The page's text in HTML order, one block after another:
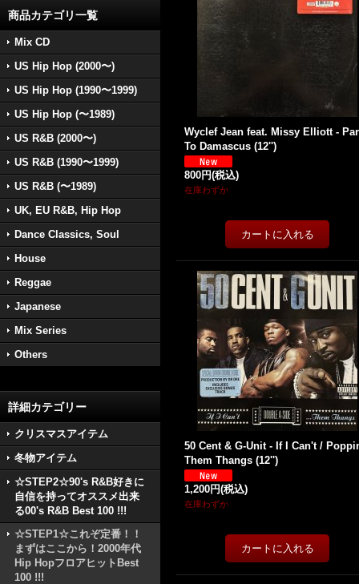
商品カテゴリ一覧
Mix CD
US Hip Hop (2000〜)
US Hip Hop (1990〜1999)
US Hip Hop (〜1989)
US R&B (2000〜)
US R&B (1990〜1999)
US R&B (〜1989)
UK, EU R&B, Hip Hop
Dance Classics, Soul
House
Reggae
Japanese
Mix Series
Others
詳細カテゴリー
クリスマスアイテム
冬物アイテム
☆STEP2☆90's R&B好きに
自信を持ってオススメ出来
る00's R&B Best 100 !!!
☆STEP1☆これぞ定番！！
まずはここから！2000年代
Hip HopフロアヒットBest
100 !!!
Wyclef Jean feat. Missy Elliott -
To Damascus (12'')
800円(税込)
在庫わずか
50 Cent & G-Unit - If I Can't /
Them Thangs (12'')
1,200円(税込)
在庫わずか